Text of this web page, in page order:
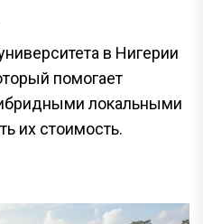
в Нигерии
помогает
локальными
их стоимость.